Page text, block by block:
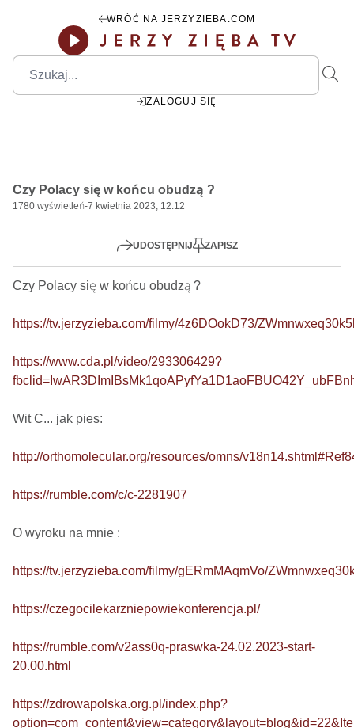
WRÓĆ NA JERZYZIEBA.COM
ZALOGUJ SIĘ
Play
Czy Polacy się w końcu obudzą ?
1780 wyświetleń-7 kwietnia 2023, 12:12
UDOSTĘPNIJ ZAPISZ
Czy Polacy się w końcu obudzą ?
https://tv.jerzyzieba.com/filmy/4z6DOokD73/
https://www.cda.pl/video/293306429?
Wit C... jak pies:
http://orthomolecular.org/resources/omns/
https://rumble.com/c/c-2281907
O wyroku na mnie :
https://tv.jerzyzieba.com/filmy/gERmMAqmVo/
https://czegocilekarzniepowiekonferencja.pl/
https://rumble.com/v2ass0q-praswka-24.02.2023-start-
20.00.html
https://zdrowapolska.org.pl/index.php?